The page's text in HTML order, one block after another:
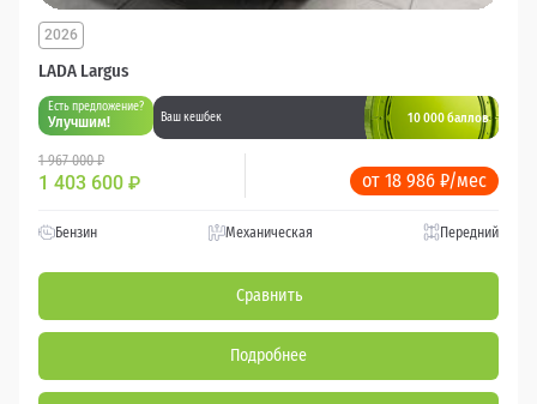
LADA Largus
2026
Есть предложение?
Улучшим! Ваш кешбек 10 000 баллов
1 967 000 ₽
1 403 600 ₽ от 18 986 ₽/мес
Бензин Механическая Передний
Сравнить
Подробнее